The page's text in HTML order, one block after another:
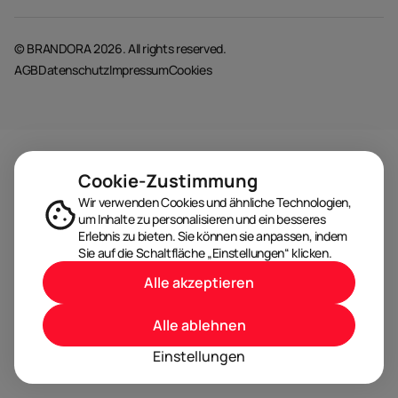
© BRANDORA 2026. All rights reserved.
AGBDatenschutzImpressumCookies
Cookie-Zustimmung
Wir verwenden Cookies und ähnliche Technologien,
um Inhalte zu personalisieren und ein besseres
Erlebnis zu bieten. Sie können sie anpassen, indem
Sie auf die Schaltfläche „Einstellungen“ klicken.
Einstellungen
Alle ablehnen
Alle akzeptieren